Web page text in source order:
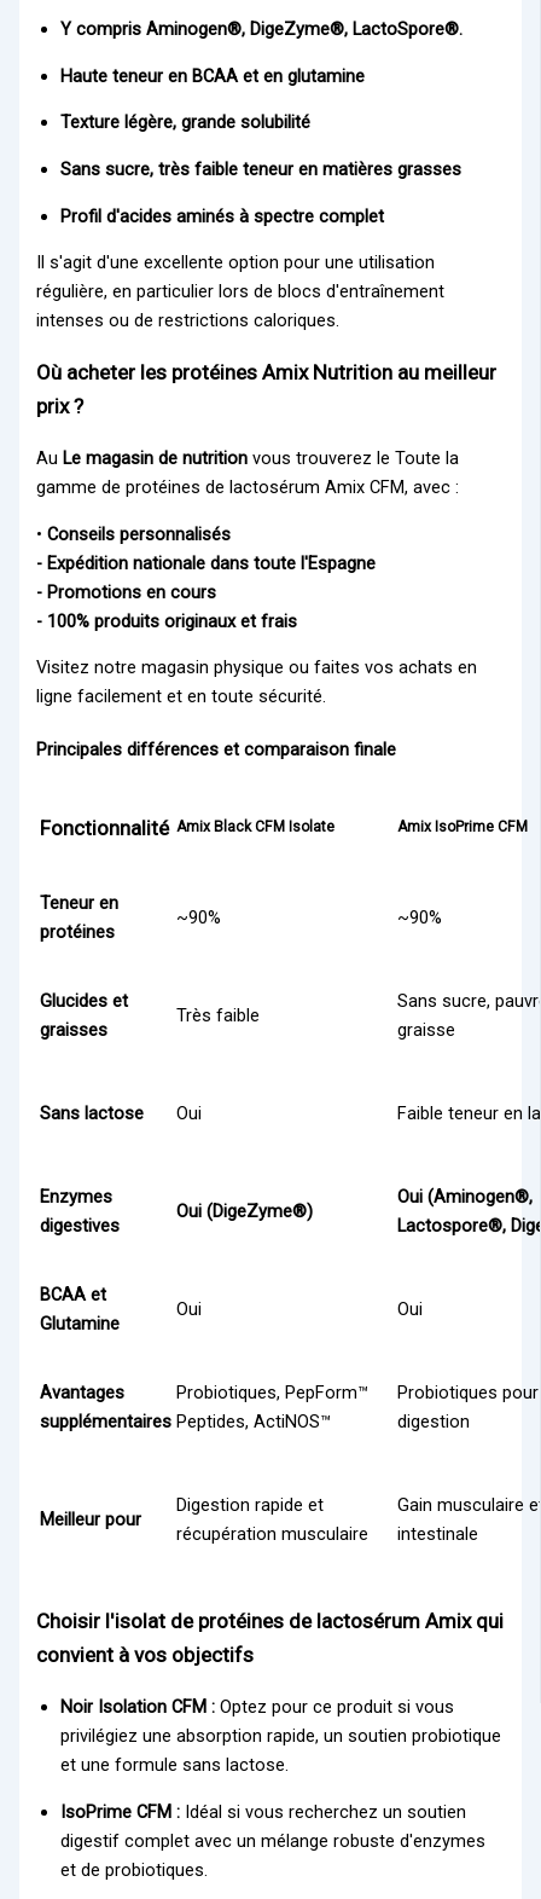
Y compris Aminogen®, DigeZyme®, LactoSpore®.
Haute teneur en BCAA et en glutamine
Texture légère, grande solubilité
Sans sucre, très faible teneur en matières grasses
Profil d'acides aminés à spectre complet
Il s'agit d'une excellente option pour une utilisation
régulière, en particulier lors de blocs d'entraînement
intenses ou de restrictions caloriques.
Où acheter les protéines Amix Nutrition au meilleur
prix ?
AuLe magasin de nutrition vous trouverez leToute la
gamme de protéines de lactosérum Amix CFM, avec :
• Conseils personnalisés
- Expédition nationale dans toute l'Espagne
- Promotions en cours
- 100% produits originaux et frais
Visitez notre magasin physique ou faites vos achats en
ligne facilement et en toute sécurité.
Principales différences et comparaison finale
Fonctionnalité Amix Black CFM Isolate Amix IsoPrime CFM
Teneur en
protéines
~90% ~90%
Glucides et
graisses
Très faible
Sans sucre,
graisse
Sans lactose Oui Faible teneur en
Enzymes
digestives
Oui (DigeZyme®)
Oui (Aminogen®,
Lactospore®,
BCAA et
Glutamine
Oui Oui
Avantages
supplémentaires
Probiotiques, PepForm™
Peptides, ActiNOS™
Probiotiques
digestion
Meilleur pour
Digestion rapide et
récupération musculaire
Gain musculaire
intestinale
Choisir l'isolat de protéines de lactosérum Amix qui
convient à vos objectifs
Noir Isolation CFM : Optez pour ce produit si vous
privilégiez une absorption rapide, un soutien probiotique
et une formule sans lactose.
IsoPrime CFM : Idéal si vous recherchez un soutien
digestif complet avec un mélange robuste d'enzymes
et de probiotiques.